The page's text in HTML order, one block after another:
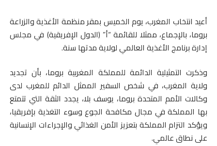
أعيد انتخاب المغرب، يوم الخميس بمقر منظمة الأغذية والزراعة
بروما، بالإجماع، ممثلا للقائمة “أ” (الدول الإفريقية) في مجلس
إدارة برنامج الأغذية العالمي لولاية مدتها سنة.
وذكرت التمثيلية الدائمة للمملكة المغربية بروما، بأن تجديد
ولاية المغرب، في شخص السفير الممثل الدائم للمغرب لدى
وكالات الأمم المتحدة بروما، يوسف بلا، يجدد الثقة التي تتمتع
بها المملكة في مجال مكافحة الجوع وسوء التغذية بإفريقيا،
ويؤكد التزام المملكة بتعزيز الأمن الغذائي والإجراءات الإنسانية
على نطاق عالمي.